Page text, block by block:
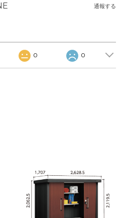
通報する
0 0